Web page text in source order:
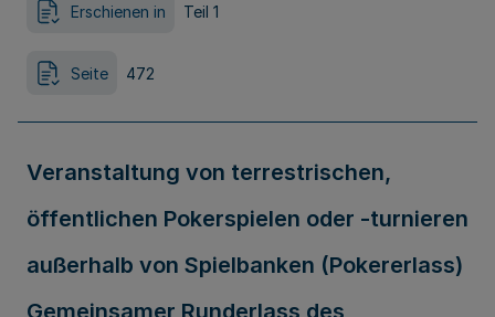
Erschienen in Teil 1
Seite 472
Veranstaltung von terrestrischen,
öffentlichen Pokerspielen oder -turnieren
außerhalb von Spielbanken (Pokererlass)
Gemeinsamer Runderlass des